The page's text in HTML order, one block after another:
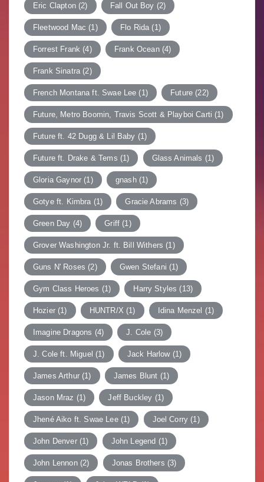
Eric Clapton(2) Fall Out Boy (2)
Fleetwood Mac (1) Flo Rida (1)
Forrest Frank (4) Frank Ocean(4)
Frank Sinatra (2)
French Montana ft. Swae Lee (1) Future (22)
Future, Metro Boomin, Travis Scott & Playboi Carti (1)
Future ft. 42 Dugg & Lil Baby (1)
Future ft. Drake & Tems (1) Glass Animals (1)
Gloria Gaynor (1) gnash(1)
Gotye ft. Kimbra (1) Gracie Abrams (3)
Green Day (4) Griff (1)
Grover Washington Jr. ft. Bill Withers (1)
Guns N' Roses (2) Gwen Stefani (1)
Gym Class Heroes (1) Harry Styles (13)
Hozier(1) HUNTR/X (1) Idina Menzel (1)
Imagine Dragons (4) J. Cole (3)
J. Cole ft. Miguel (1) Jack Harlow(1)
James Arthur(1) James Blunt (1)
Jason Mraz (1) Jeff Buckley (1)
Jhené Aiko ft. Swae Lee(1) Joel Corry (1)
John Denver(1) John Legend (1)
John Lennon(2) Jonas Brothers (3)